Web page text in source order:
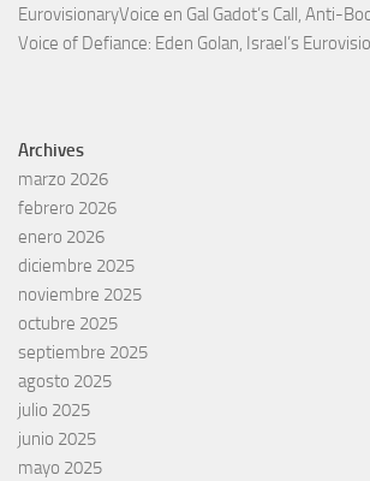
EurovisionaryVoice en Gal Gadot’s Call, Anti-
Voice of Defiance: Eden Golan, Israel’s
Archives
marzo 2026
febrero 2026
enero 2026
diciembre 2025
noviembre 2025
octubre 2025
septiembre 2025
agosto 2025
julio 2025
junio 2025
mayo 2025